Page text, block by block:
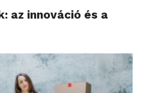
az innováció és a